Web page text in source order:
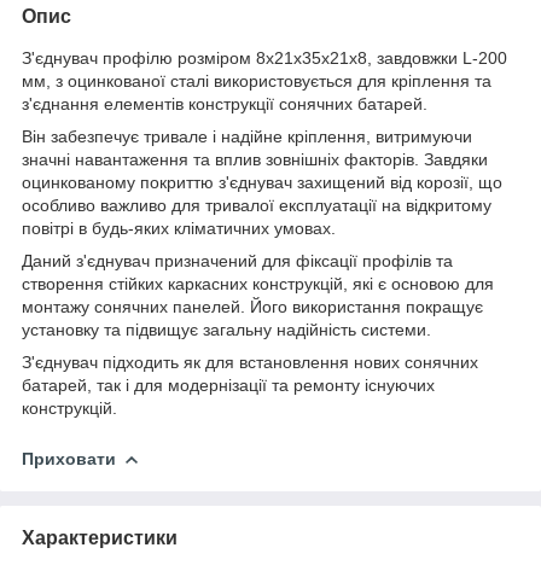
Опис
З'єднувач профілю розміром 8х21х35х21х8, завдовжки L-200
мм, з оцинкованої сталі використовується для кріплення та
з'єднання елементів конструкції сонячних батарей.
Він забезпечує тривале і надійне кріплення, витримуючи
значні навантаження та вплив зовнішніх факторів. Завдяки
оцинкованому покриттю з'єднувач захищений від корозії, що
особливо важливо для тривалої експлуатації на відкритому
повітрі в будь-яких кліматичних умовах.
Даний з'єднувач призначений для фіксації профілів та
створення стійких каркасних конструкцій, які є основою для
монтажу сонячних панелей. Його використання покращує
установку та підвищує загальну надійність системи.
З'єднувач підходить як для встановлення нових сонячних
батарей, так і для модернізації та ремонту існуючих
конструкцій.
Приховати
Характеристики